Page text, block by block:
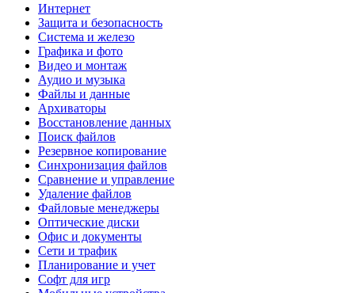
Интернет
Защита и безопасность
Система и железо
Графика и фото
Видео и монтаж
Аудио и музыка
Файлы и данные
Архиваторы
Восстановление данных
Поиск файлов
Резервное копирование
Синхронизация файлов
Сравнение и управление
Удаление файлов
Файловые менеджеры
Оптические диски
Офис и документы
Сети и трафик
Планирование и учет
Софт для игр